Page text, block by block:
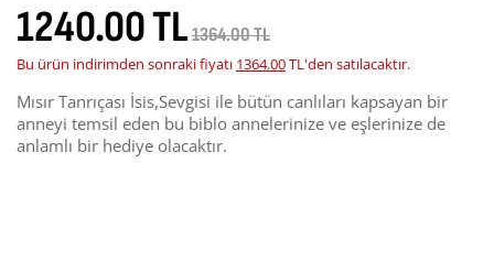
1240.00 TL1364.00 TL
Bu ürün indirimden sonraki fiyatı 1364.00TL'den satılacaktır.
Mısır Tanrıçası İsis,Sevgisi ile bütün canlıları kapsayan bir
anneyi temsil eden bu biblo annelerinize ve eşlerinize de
anlamlı bir hediye olacaktır.